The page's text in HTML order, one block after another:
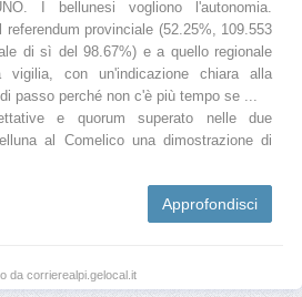
I bellunesi vogliono l'autonomia.
referendum provinciale (52.25%, 109.553
di sì del 98.67%) e a quello regionale
vigilia, con un'indicazione chiara alla
passo perché non c'è più tempo se ...
e quorum superato nelle due
al Comelico una dimostrazione di
Approfondisci
da corrierealpi.gelocal.it